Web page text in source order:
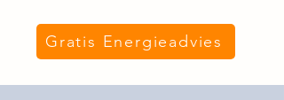
Gratis Energieadvies